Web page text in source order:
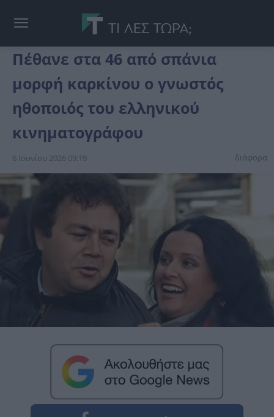
Πέθανε στα 46 από σπάνια
μορφή καρκίνου ο γνωστός
ηθοποιός του ελληνικού
κινηματογράφου
6 Ιουνίου 2026 09:19 διάφορα